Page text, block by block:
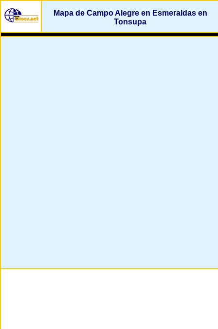
Mapa de Campo Alegre en Esmeraldas en
Tonsupa